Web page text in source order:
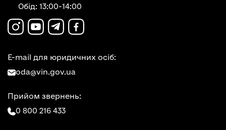
Обід: 13:00-14:00
E-mail для юридичних осіб:
oda@vin.gov.ua
Прийом звернень:
0 800 216 433